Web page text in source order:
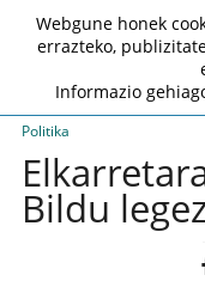
Politika
Bildu
Webgune honek
errazteko,
Informazio